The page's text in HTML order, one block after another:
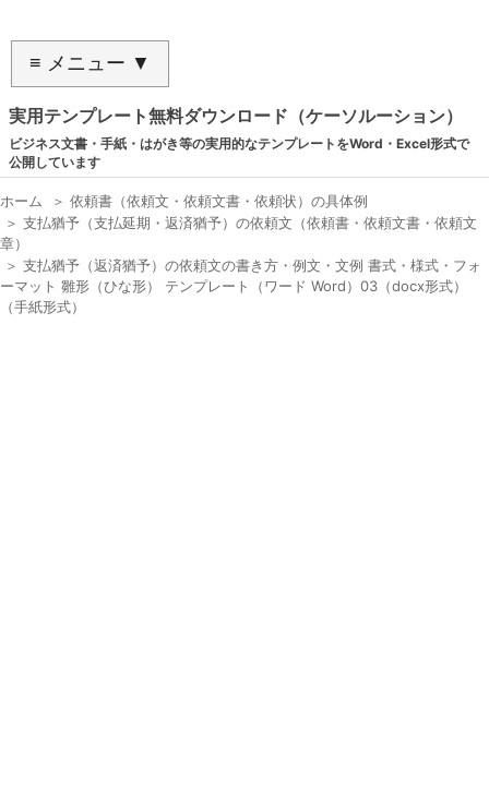
≡ メニュー ▼
実用テンプレート無料ダウンロード（ケーソルーション）
ビジネス文書・手紙・はがき等の実用的なテンプレートをWord・Excel形式で
公開しています
ホーム ＞ 依頼書（依頼文・依頼文書・依頼状）の具体例
＞ 支払猶予（支払延期・返済猶予）の依頼文（依頼書・依頼文書・依頼文
章）
＞ 支払猶予（返済猶予）の依頼文の書き方・例文・文例 書式・様式・フォ
ーマット 雛形（ひな形） テンプレート（ワード Word）03（docx形式）
（手紙形式）